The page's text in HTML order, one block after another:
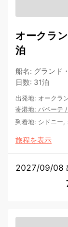
オークラ
泊
船名: グランド
日数: 31泊
出発地: オークラ
寄港地: パペーテ /
到着地: シドニー,
旅程を表示
2027/09/08